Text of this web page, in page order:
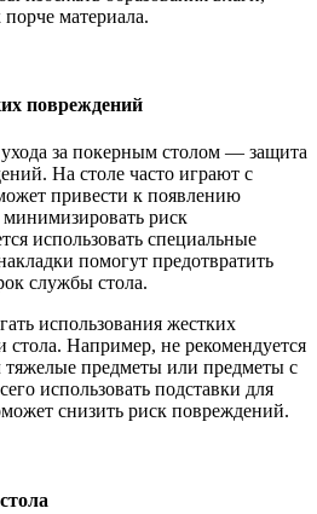
материала.
повреждений
за покерным столом — защита
На столе часто играют с
привести к появлению
риск
использовать специальные
помогут предотвратить
службы стола.
использования жестких
стола. Например, не рекомендуется
тяжелые предметы или предметы с
использовать подставки для
снизить риск повреждений.